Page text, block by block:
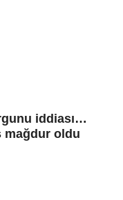
iddiası…
mağdur oldu